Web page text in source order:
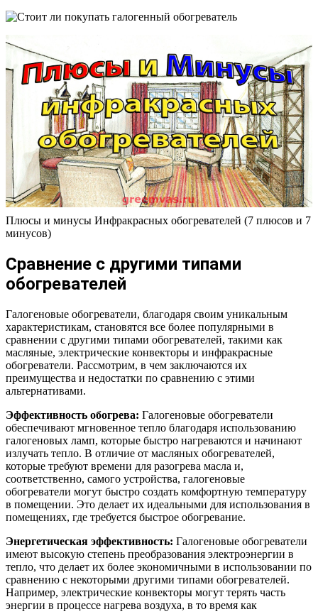
Плюсы и минусы Инфракрасных обогревателей (7 плюсов и 7
минусов)
Сравнение с другими типами
обогревателей
Галогеновые обогреватели, благодаря своим уникальным
характеристикам, становятся все более популярными в
сравнении с другими типами обогревателей, такими как
масляные, электрические конвекторы и инфракрасные
обогреватели. Рассмотрим, в чем заключаются их
преимущества и недостатки по сравнению с этими
альтернативами.
Эффективность обогрева: Галогеновые обогреватели
обеспечивают мгновенное тепло благодаря использованию
галогеновых ламп, которые быстро нагреваются и начинают
излучать тепло. В отличие от масляных обогревателей,
которые требуют времени для разогрева масла и,
соответственно, самого устройства, галогеновые
обогреватели могут быстро создать комфортную температуру
в помещении. Это делает их идеальными для использования в
помещениях, где требуется быстрое обогревание.
Энергетическая эффективность: Галогеновые обогреватели
имеют высокую степень преобразования электроэнергии в
тепло, что делает их более экономичными в использовании по
сравнению с некоторыми другими типами обогревателей.
Например, электрические конвекторы могут терять часть
энергии в процессе нагрева воздуха, в то время как